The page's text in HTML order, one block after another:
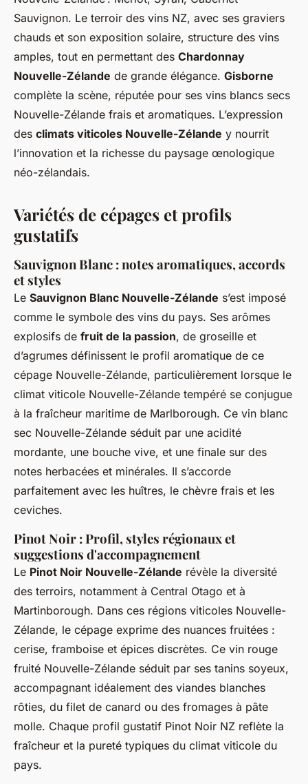
Sauvignon. Le terroir des vins NZ, avec ses graviers
chauds et son exposition solaire, structure des vins
amples, tout en permettant des Chardonnay
Nouvelle-Zélande de grande élégance. Gisborne
complète la scène, réputée pour ses vins blancs secs
Nouvelle-Zélande frais et aromatiques. L’expression
des climats viticoles Nouvelle-Zélande y nourrit
l’innovation et la richesse du paysage œnologique
néo-zélandais.
Variétés de cépages et profils
gustatifs
Sauvignon Blanc : notes aromatiques, accords
et styles
Le Sauvignon Blanc Nouvelle-Zélande s’est imposé
comme le symbole des vins du pays. Ses arômes
explosifs de fruit de la passion, de groseille et
d’agrumes définissent le profil aromatique de ce
cépage Nouvelle-Zélande, particulièrement lorsque le
climat viticole Nouvelle-Zélande tempéré se conjugue
à la fraîcheur maritime de Marlborough. Ce vin blanc
sec Nouvelle-Zélande séduit par une acidité
mordante, une bouche vive, et une finale sur des
notes herbacées et minérales. Il s’accorde
parfaitement avec les huîtres, le chèvre frais et les
ceviches.
Pinot Noir : Profil, styles régionaux et
suggestions d'accompagnement
Le Pinot Noir Nouvelle-Zélande révèle la diversité
des terroirs, notamment à Central Otago et à
Martinborough. Dans ces régions viticoles Nouvelle-
Zélande, le cépage exprime des nuances fruitées :
cerise, framboise et épices discrètes. Ce vin rouge
fruité Nouvelle-Zélande séduit par ses tanins soyeux,
accompagnant idéalement des viandes blanches
rôties, du filet de canard ou des fromages à pâte
molle. Chaque profil gustatif Pinot Noir NZ reflète la
fraîcheur et la pureté typiques du climat viticole du
pays.